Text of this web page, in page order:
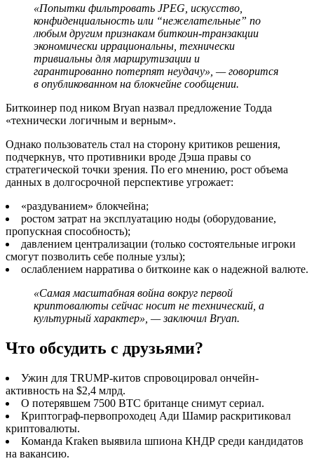
«Попытки фильтровать JPEG, искусство,
конфиденциальность или “нежелательные” по
любым другим признакам биткоин-транзакции
экономически иррациональны, технически
тривиальны для маршрутизации и
гарантированно потерпят неудачу», — говорится
в опубликованном на блокчейне сообщении.
Биткоинер под ником Bryan назвал предложение Тодда
«технически логичным и верным».
Однако пользователь стал на сторону критиков решения,
подчеркнув, что противники вроде Дэша правы со
стратегической точки зрения. По его мнению, рост объема
данных в долгосрочной перспективе угрожает:
«раздуванием» блокчейна;
ростом затрат на эксплуатацию ноды (оборудование,
пропускная способность);
давлением централизации (только состоятельные игроки
смогут позволить себе полные узлы);
ослаблением нарратива о биткоине как о надежной валюте.
«Самая масштабная война вокруг первой
криптовалюты сейчас носит не технический, а
культурный характер», — заключил Bryan.
Что обсудить с друзьями?
Ужин для TRUMP-китов спровоцировал ончейн-
активность на $2,4 млрд.
О потерявшем 7500 BTC британце снимут сериал.
Криптограф-первопроходец Ади Шамир раскритиковал
криптовалюты.
Команда Kraken выявила шпиона КНДР среди кандидатов
на вакансию.